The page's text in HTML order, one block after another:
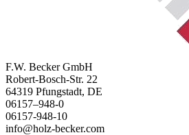
F.W. Becker GmbH
Robert-Bosch-Str. 22
64319 Pfungstadt, DE
06157–948-0
06157-948-10
info@holz-becker.com